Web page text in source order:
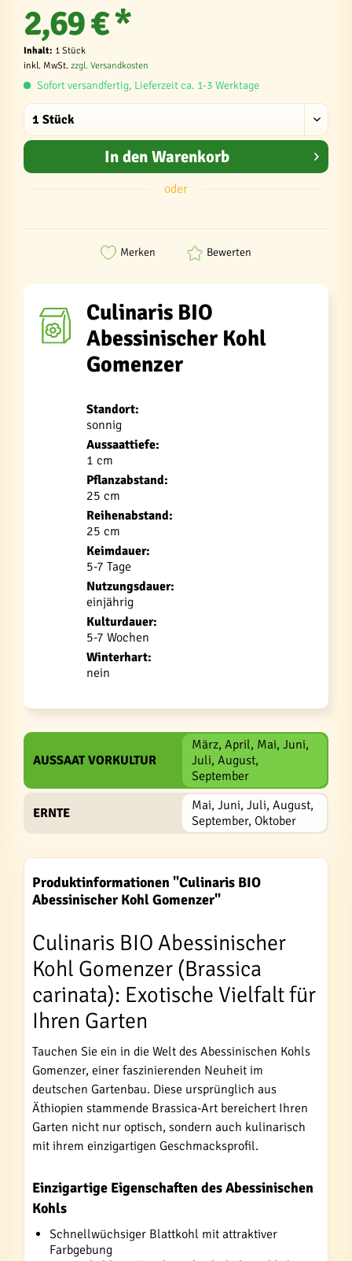
2,69 € *
Inhalt: 1 Stück
inkl. MwSt. zzgl. Versandkosten
Sofort versandfertig, Lieferzeit ca. 1-3 Werktage
In den Warenkorb
oder
Merken Bewerten
Culinaris BIO
Abessinischer Kohl
Gomenzer
Standort:
sonnig
Aussaattiefe:
1 cm
Pflanzabstand:
25 cm
Reihenabstand:
25 cm
Keimdauer:
5-7 Tage
Nutzungsdauer:
einjährig
Kulturdauer:
5-7 Wochen
Winterhart:
nein
AUSSAAT VORKULTUR
März, April, Mai, Juni,
Juli, August,
September
ERNTE
Mai, Juni, Juli, August,
September, Oktober
Produktinformationen "Culinaris BIO
Abessinischer Kohl Gomenzer"
Culinaris BIO Abessinischer
Kohl Gomenzer (Brassica
carinata): Exotische Vielfalt für
Ihren Garten
Tauchen Sie ein in die Welt des Abessinischen Kohls
Gomenzer, einer faszinierenden Neuheit im
deutschen Gartenbau. Diese ursprünglich aus
Äthiopien stammende Brassica-Art bereichert Ihren
Garten nicht nur optisch, sondern auch kulinarisch
mit ihrem einzigartigen Geschmacksprofil.
Einzigartige Eigenschaften des Abessinischen
Kohls
Schnellwüchsiger Blattkohl mit attraktiver
Farbgebung